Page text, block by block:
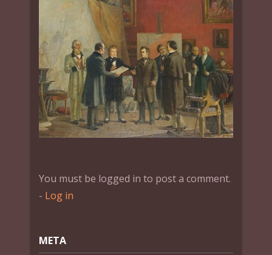
You must be logged in to post a comment.
- Log in
МЕТА